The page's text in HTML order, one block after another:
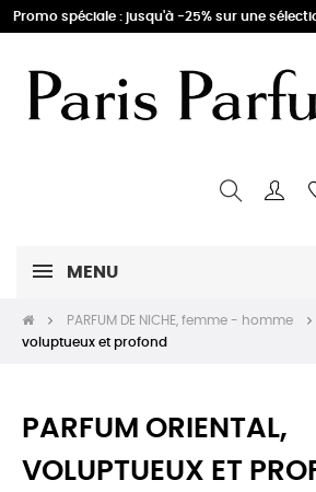
Promo spéciale : jusqu'à -25% sur une
MENU
PARFUM DE NICHE, femme - homme
voluptueux et profond
PARFUM ORIENTAL,
VOLUPTUEUX ET